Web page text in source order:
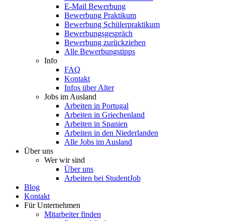
E-Mail Bewerbung
Bewerbung Praktikum
Bewerbung Schülerpraktikum
Bewerbungsgespräch
Bewerbung zurückziehen
Alle Bewerbungstipps
Info
FAQ
Kontakt
Infos über Alter
Jobs im Ausland
Arbeiten in Portugal
Arbeiten in Griechenland
Arbeiten in Spanien
Arbeiten in den Niederlanden
Alle Jobs im Ausland
Über uns
Wer wir sind
Über uns
Arbeiten bei StudentJob
Blog
Kontakt
Für Unternehmen
Mitarbeiter finden